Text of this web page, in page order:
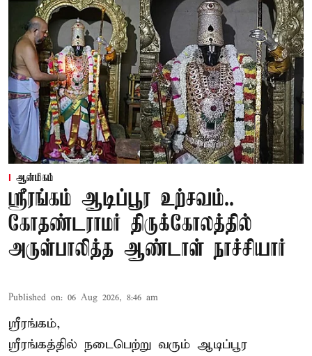
ஆன்மிகம்
ஸ்ரீரங்கம் ஆடிப்பூர உற்சவம்..
கோதண்டராமர் திருக்கோலத்தில்
அருள்பாலித்த ஆண்டாள் நாச்சியார்
Published on: 06 Aug 2026, 8:46 am
ஸ்ரீரங்கம்,
ஸ்ரீரங்கத்தில் நடைபெற்று வரும் ஆடிப்பூர